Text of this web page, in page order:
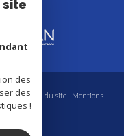
Google -Plan du site- Mentions
site
des
des
!